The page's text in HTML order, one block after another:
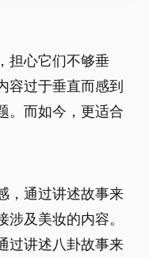
担心它们不够垂
容过于垂直而感到
。而如今，更适合
，通过讲述故事来
及美妆的内容。
过讲述八卦故事来